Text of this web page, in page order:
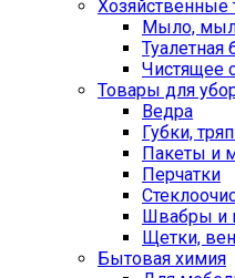
Хозяйственные
Мыло,
Туалетная
Чистящее
Товары для
Ведра
Губки,
Пакеты и
Перчатки
Швабры и
Щетки,
Бытовая химия